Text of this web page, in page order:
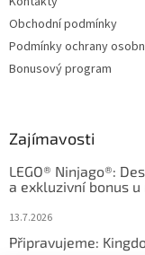
Obchodní podmínky
Podmínky ochrany
Bonusový program
Zajímavosti
LEGO® Ninjago®:
a exkluzivní bonus u
13.7.2026
Připravujeme: